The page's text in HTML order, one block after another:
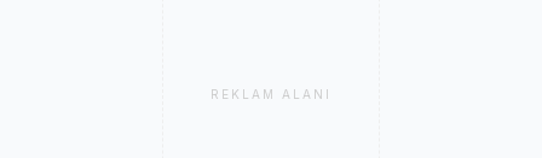
REKLAM ALANI